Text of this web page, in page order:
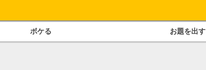
ボケる お題を出す